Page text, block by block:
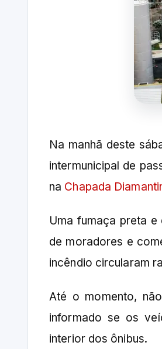
Na manhã deste
intermunicipal de
na Chapada
Uma fumaça preta
de moradores e
incêndio circularam
Até o momento,
informado se os
interior dos ônibus.